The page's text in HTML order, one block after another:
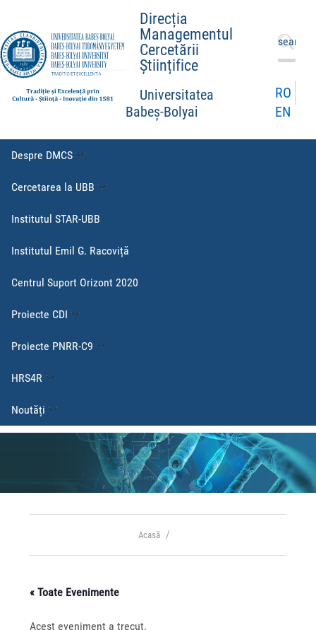
Direcția
Managementul
Cercetării
Științifice
Universitatea
Babeș-Bolyai
Caută
după:
RO
EN
Despre DMCS
Cercetarea la UBB
Institutul STAR-UBB
Institutul Emil G. Racoviță
Centrul Suport Orizont 2020
Proiecte CDI
Proiecte PNRR-C9
HRS4R
Noutăți
Acasă
« Toate Evenimente
Acest eveniment a trecut.